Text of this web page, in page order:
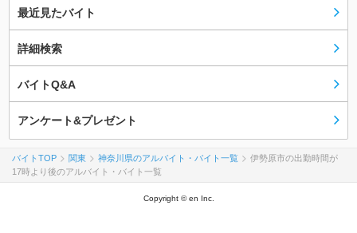
最近見たバイト
詳細検索
バイトQ&A
アンケート&プレゼント
バイトTOP 関東 神奈川県のアルバイト・バイト一覧
伊勢原市の出勤時間が
17時より後のアルバイト・バイト一覧
Copyright © en Inc.